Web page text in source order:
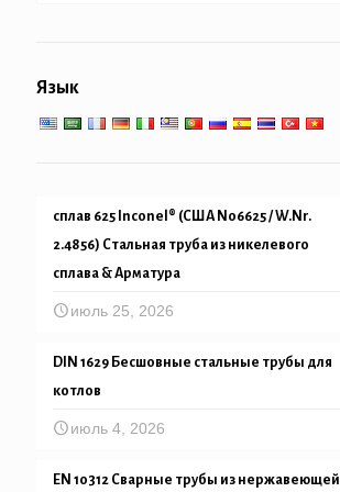
Механическая и точность трубка
Язык
сплав 625 Inconel® (США N06625 / W.Nr.
2.4856) Стальная труба из никелевого
сплава & Арматура
июль 25, 2026
DIN 1629 Бесшовные стальные трубы для
котлов
июль 4, 2026
EN 10312 Сварные трубы из нержавеющей